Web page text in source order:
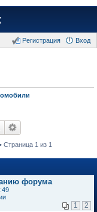
Вход
Регистрация
Страница 1 из 1
форума
1 2